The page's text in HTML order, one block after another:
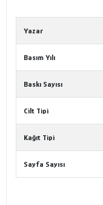
Yazar
Basım Yılı
Baskı Sayısı
Cilt Tipi
Kağıt Tipi
Sayfa Sayısı